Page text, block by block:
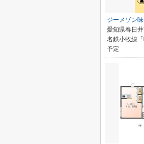
ジーメゾン
愛知県春日
名鉄小牧線
予定